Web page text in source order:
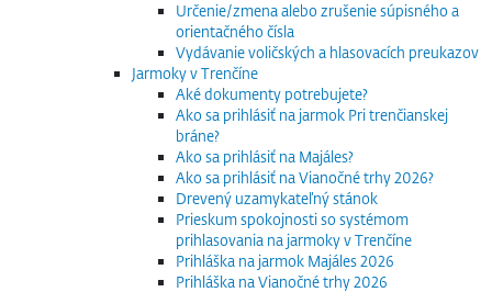
Určenie/zmena alebo zrušenie súpisného a
orientačného čísla
Vydávanie voličských a hlasovacích preukazov
Jarmoky v Trenčíne
Aké dokumenty potrebujete?
Ako sa prihlásiť na jarmok Pri trenčianskej
bráne?
Ako sa prihlásiť na Majáles?
Ako sa prihlásiť na Vianočné trhy 2026?
Drevený uzamykateľný stánok
Prieskum spokojnosti so systémom
prihlasovania na jarmoky v Trenčíne
Prihláška na jarmok Majáles 2026
Prihláška na Vianočné trhy 2026